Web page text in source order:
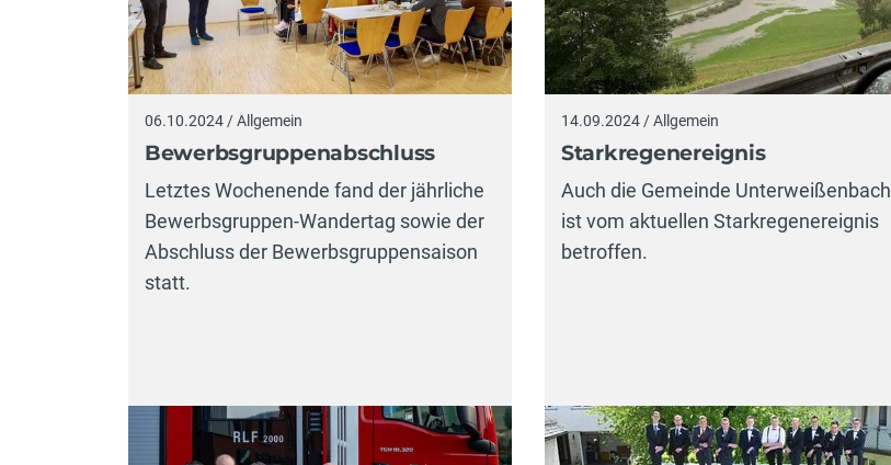
06.10.2024 / Allgemein
Bewerbsgruppenabschluss
Letztes Wochenende fand der jährliche
Bewerbsgruppen-Wandertag sowie der
Abschluss der Bewerbsgruppensaison
statt.
14.09.2024 / Allgemein
Starkregenereignis
Auch die Gemeinde Unterweißenbach
ist vom aktuellen Starkregenereignis
betroffen.